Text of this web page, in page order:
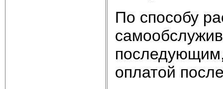
По способу
оплатой